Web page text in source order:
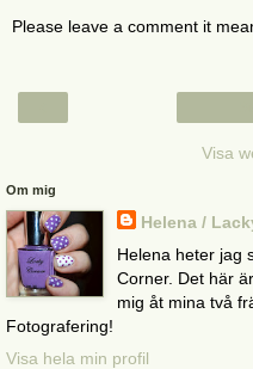
Please leave a comment it
Visa
Om mig
Helena /
Helena heter jag
Corner. Det här
mig åt mina två
Fotografering!
Visa hela min profil